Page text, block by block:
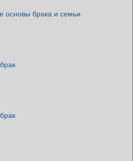
основы брака и семьи